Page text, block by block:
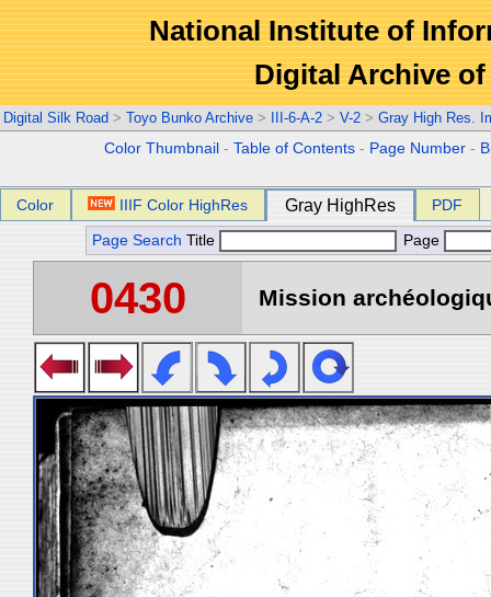
National Institute of
Digital Archive
Digital Silk Road > Toyo Bunko Archive > III-6-A-2 > V-2 > Gray High Res.
Color Thumbnail -Table of Contents - Page Number -
Color IIIF Color HighRes Gray HighRes PDF
Page Search Title Page
0430 Mission